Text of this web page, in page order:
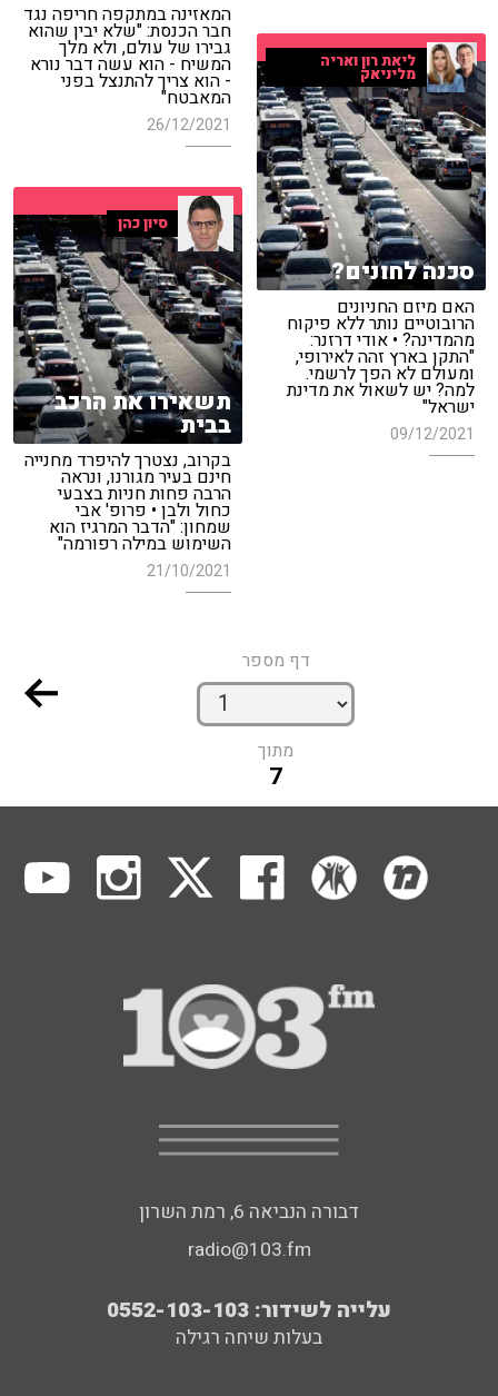
המאזינה במתקפה חריפה נגד
חבר הכנסת: "שלא יבין שהוא
גבירו של עולם, ולא מלך
המשיח - הוא עשה דבר נורא
- הוא צריך להתנצל בפני
המאבטח"
26/12/2021
ליאת רון ואריה
מליניאק
סכנה לחונים?
האם מיזם החניונים
הרובוטיים נותר ללא פיקוח
מהמדינה? • אודי דרזנר:
"התקן בארץ זהה לאירופי,
ומעולם לא הפך לרשמי.
למה? יש לשאול את מדינת
ישראל"
09/12/2021
סיון כהן
תשאירו את הרכב
בבית
בקרוב, נצטרך להיפרד מחנייה
חינם בעיר מגורנו, ונראה
הרבה פחות חניות בצבעי
כחול ולבן • פרופ' אבי
שמחון: "הדבר המרגיז הוא
השימוש במילה רפורמה"
21/10/2021
דף מספר
מתוך
7
דבורה הנביאה 6, רמת השרון
radio@103.fm
עלייה לשידור: 0552-103-103
בעלות שיחה רגילה